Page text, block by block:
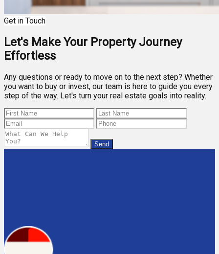
Get in Touch
Let's Make Your Property Journey
Effortless
Any questions or ready to move on to the next step? Whether
you want to buy or invest, our team is here to guide you every
step of the way. Let's turn your real estate goals into reality.
Send